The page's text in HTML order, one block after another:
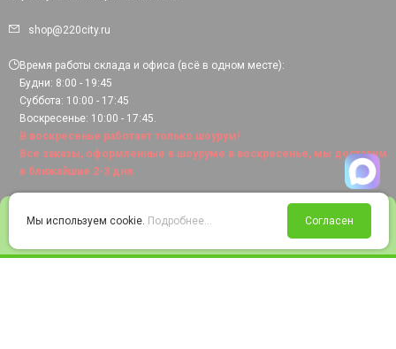
Войти Избранное Корзина
shop@220city.ru
Время работы склада и офиса (всё в одном месте):
Будни: 8:00 - 19:45
Суббота: 10:00 - 17:45
Воскресенье: 10:00 - 17:45.
В воскресенье работает только шоурум!
Все заказы, оформленные в шоуруме в воскресенье, мы доставим
в ближайшие 2-3 дня.
Мы используем cookie. Подробнее... Согласен